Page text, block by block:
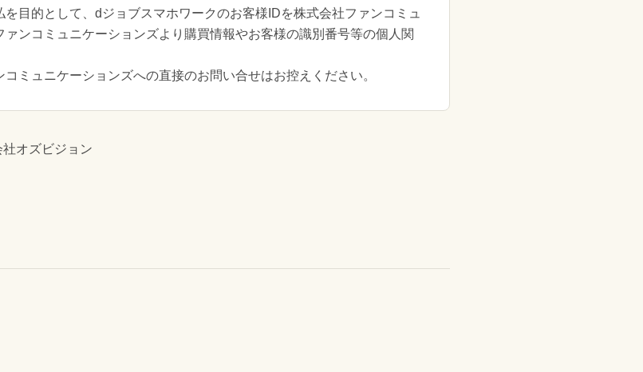
目的として、dジョブスマホワークのお客様IDを株式会社ファンコミュ
ンコミュニケーションズより購買情報やお客様の識別番号等の個人関
ミュニケーションズへの直接のお問い合せはお控えください。
社オズビジョン